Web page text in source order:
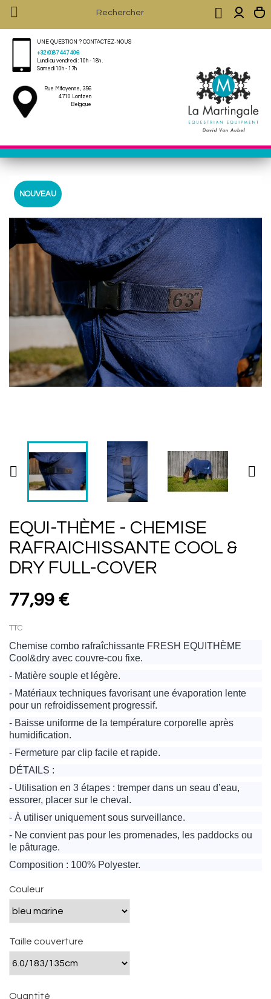
 
UNE QUESTION ? CONTACTEZ-NOUS
+32 (0)87 447 406
Lundi au vendredi : 10h - 18h .
Samedi 10h - 17h
Rue Mitoyenne, 356
4710 Lontzen
Belgique
NOUVEAU
 
EQUI-THÈME - CHEMISE
RAFRAICHISSANTE COOL &
DRY FULL-COVER
77,99 €
TTC
Chemise combo rafraîchissante FRESH EQUITHÈME
Cool&dry avec couvre-cou fixe.
- Matière souple et légère.
- Matériaux techniques favorisant une évaporation lente
pour un refroidissement progressif.
- Baisse uniforme de la température corporelle après
humidification.
- Fermeture par clip facile et rapide.
DÉTAILS :
- Utilisation en 3 étapes : tremper dans un seau d’eau,
essorer, placer sur le cheval.
- À utiliser uniquement sous surveillance.
- Ne convient pas pour les promenades, les paddocks ou
le pâturage.
Composition : 100% Polyester.
Couleur
Taille couverture
Quantité